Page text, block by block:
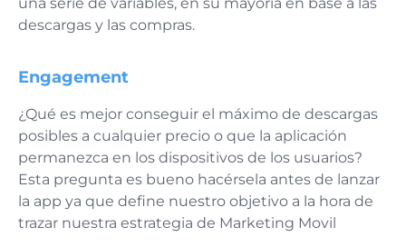
descargas y las compras.
Engagement
¿Qué es mejor conseguir el máximo de descargas
posibles a cualquier precio o que la aplicación
permanezca en los dispositivos de los usuarios?
Esta pregunta es bueno hacérsela antes de lanzar
la app ya que define nuestro objetivo a la hora de
trazar nuestra estrategia de Marketing Movil